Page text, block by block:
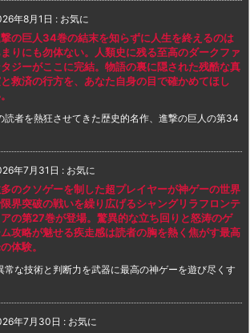
年8月1日 : お気に
の巨人34巻の結末を知らずに人生を終えるのは
りにも勿体ない。人類史に残る至高のダークファ
ジーがここに完結。物語の裏に隠された残酷な真
救済の行方を、あなた自身の目で確かめてほし
読者を熱狂させてきた歴史的名作、進撃の巨人の第34
年7月31日 : お気に
のクソゲーを制した超プレイヤーが神ゲーの世界
界突破の戦いを繰り広げるシャングリラフロンテ
アの第27巻が登場。驚異的な立ち回りと怒涛のゲ
攻略が魅せる疾走感は読者の胸を熱く焦がす最高
体験。
常な技術と判断力を武器に最高の神ゲーを遊び尽くす
年7月30日 : お気に